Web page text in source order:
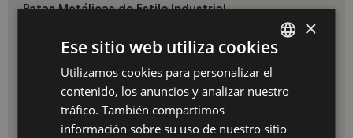
Patas Metálicas de Estilo Industrial
Dimensiones: 12 cm Alto x 8 cm Ancho x 33 cm
Aportan un carácter industrial y contemporáneo al
conjunto
Elevan el mueble facilitando la limpieza del suelo
Adaptable a tu Espacio y Estilo
SPANISH
ES
PT
×
Ese sitio web utiliza cookies
Utilizamos cookies para personalizar el
contenido, los anuncios y analizar nuestro
tráfico. También compartimos
información sobre su uso de nuestro sitio